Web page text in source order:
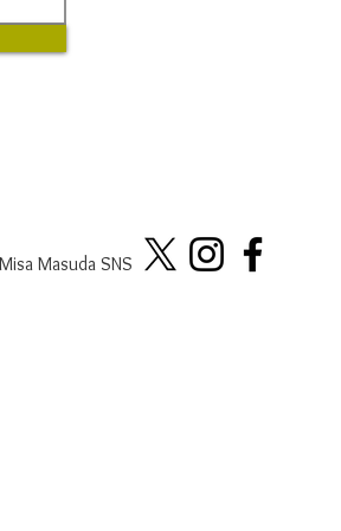
Misa Masuda SNS